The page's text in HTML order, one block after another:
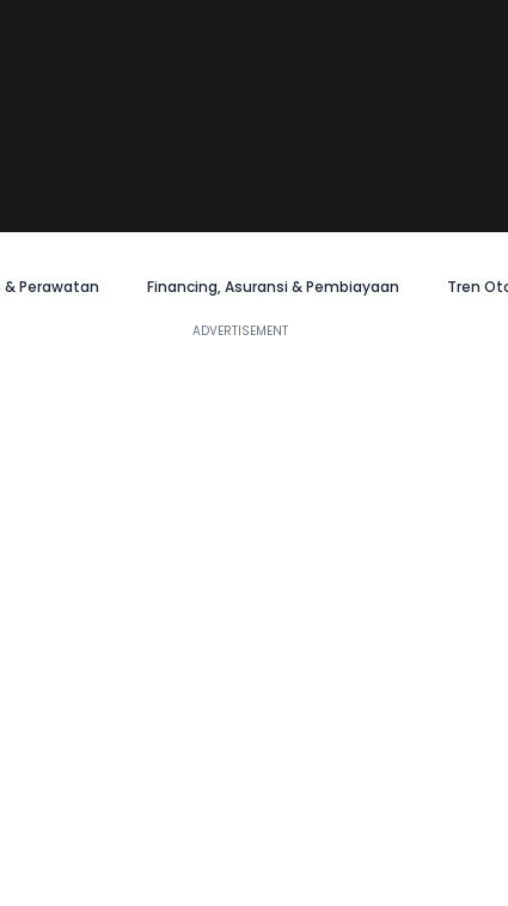
& Perawatan Financing, Asuransi & Pembiayaan Tren